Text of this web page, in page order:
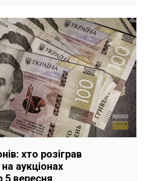
хто розіграв
аукціонах
вересня